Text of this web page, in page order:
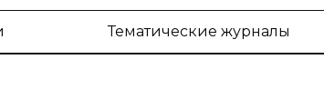
Тематические журналы